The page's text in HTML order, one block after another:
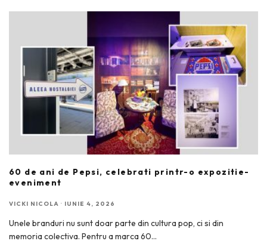
60 de ani de Pepsi, celebrati printr-o expozitie-
eveniment
VICKI NICOLA · IUNIE 4, 2026
Unele branduri nu sunt doar parte din cultura pop, ci si din
memoria colectiva. Pentru a marca 60...